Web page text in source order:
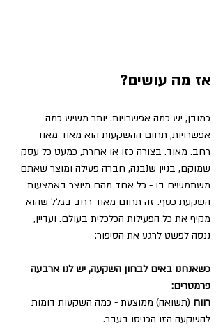
אז מה עושים?
כמובן, יש כמה אפשרויות. יותר משיש כמה
אפשרויות, תחום ההשקעות הוא מאוד מאוד
רחב. מאוד. בצורה כזו או אחרת, כמעט כל עסק
שמוקם, בניין שנבנה, חברה פעילה ומוצר שאתם
משתמשים בו - כל אחד מהם מיוצר באמצעות
השקעת כסף. זה תחום מאוד רחב בגלל שהוא
מקיף את כל הפעילות הכלכלית בעולם. ועדיין,
ננסה לפשט לרגע את הסיפור:
כשאנחנו באים לבחון השקעה, יש לנו ארבעה
פרמטרים:
רווח (תשואה) ממוצעת - כמה השקעות דומות
להשקעה הזו הכניסו בעבר.